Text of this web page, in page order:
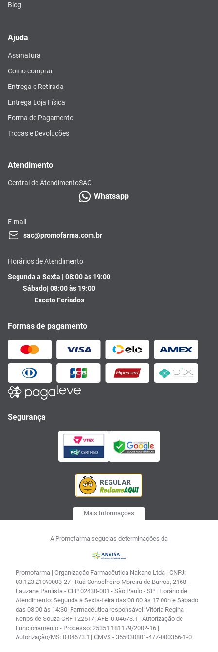
Blog
Ajuda
Assinatura
Como comprar
Entrega e Retirada
Entrega Loja Física
Forma de Pagamento
Trocas e Devoluções
Atendimento
Central de AtendimentoSAC
Whatsapp
E-mail
sac@promofarma.com.br
Horários de Atendimento
Segunda a Sexta | 08:00 às 19:00
Sábado| 08:00 às 19:00
Exceto Feriados
Formas de pagamento
Segurança
Mais Informações
A Promofarma segue as determinações da
Promofarma | Organização Farmacêutica Nakano Ltda | CNPJ:
03.123.210\0003-27 | Rua Conselheiro Moreira de Barros, 2168 -
Lauzane Paulista - CEP 02430-001 - São Paulo - SP | Horário de
Atendimento: Segunda à Sexta-feira das 08:00 às 17:00h e Sábado
das 08:00 às 14:30| Farmacêutica responsável: Vitória Regina
Kenps de Souza CRF 122517| AFE: 0.04673.1 | Autorização de
Funcionamento - Processo: 25351.181179/2002-16 |
Autorização/MS: 0.04673.1 | CMVS - 355030801-477-000356-1-0